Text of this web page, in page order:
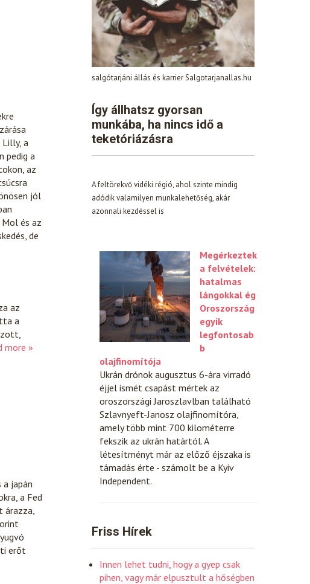
a
pedig a
az
jól
és az
de
az
a
more »
japán
a Fed
erőt
salgótarjáni állás és karrier Salgotarjanallas.hu
Így állhatsz gyorsan
munkába, ha nincs idő a
teketóriázásra
A feltörekvő vidéki régió, ahol szinte mindig
adódik valamilyen munkalehetőség, akár
azonnali kezdéssel is
Megérkeztek
a felvételek:
hatalmas
lángokkal ég
Oroszország
egyik
legfontosab
b
olajfinomítója
Ukrán drónok augusztus 6-ára virradó
éjjel ismét csapást mértek az
oroszországi Jaroszlavlban található
Szlavnyeft-Janosz olajfinomítóra,
amely több mint 700 kilométerre
fekszik az ukrán határtól. A
létesítményt már az előző éjszaka is
támadás érte - számolt be a Kyiv
Independent.
Friss Hírek
Innen lehet tudni, hogy a gyep csak
pihen, vagy már elpusztult a hőségben